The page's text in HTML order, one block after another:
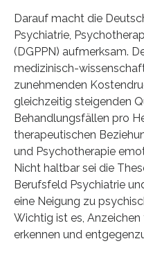
Darauf macht die
Psychiatrie,
(DGPPN) aufmerksam.
medizinisch-
zunehmenden
gleichzeitig steigenden
Behandlungsfällen pro
therapeutischen
und Psychotherapie
Nicht haltbar sei die
Berufsfeld Psychiatrie
eine Neigung zu
Wichtig ist es, Anzeichen
erkennen und